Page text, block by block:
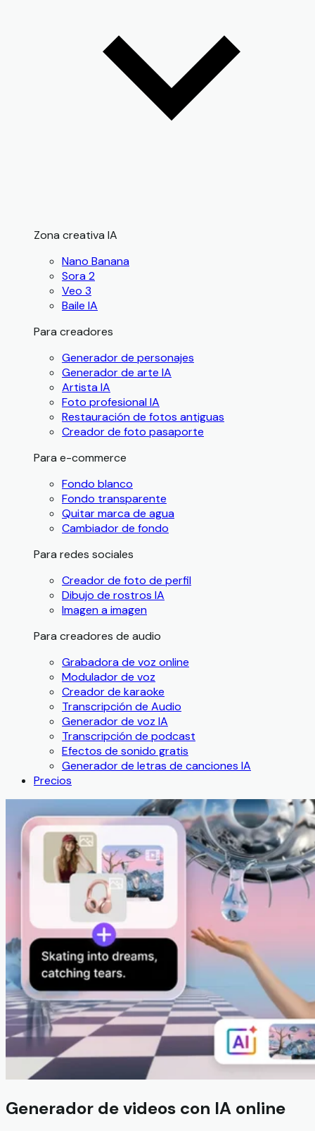
Zona creativa IA
Nano Banana
Sora 2
Veo 3
Baile IA
Para creadores
Generador de personajes
Generador de arte IA
Artista IA
Foto profesional IA
Restauración de fotos antiguas
Creador de foto pasaporte
Para e-commerce
Fondo blanco
Fondo transparente
Quitar marca de agua
Cambiador de fondo
Para redes sociales
Creador de foto de perfil
Dibujo de rostros IA
Imagen a imagen
Para creadores de audio
Grabadora de voz online
Modulador de voz
Creador de karaoke
Transcripción de Audio
Generador de voz IA
Transcripción de podcast
Efectos de sonido gratis
Generador de letras de canciones IA
Precios
Generador de videos con IA online